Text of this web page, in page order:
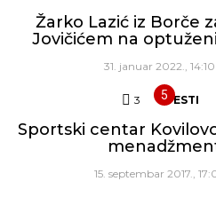
Žarko Lazić iz Borče
Jovičićem na
31. januar 2022., 14:10
3 Komentara
VESTI
Sportski centar
15. septembar 2017.,